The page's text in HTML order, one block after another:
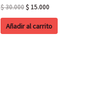
$30.000 Original
was:
$ 15.000Current
is:
$ 15.000.
Añadir al carrito